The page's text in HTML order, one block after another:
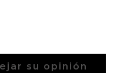
su opinión